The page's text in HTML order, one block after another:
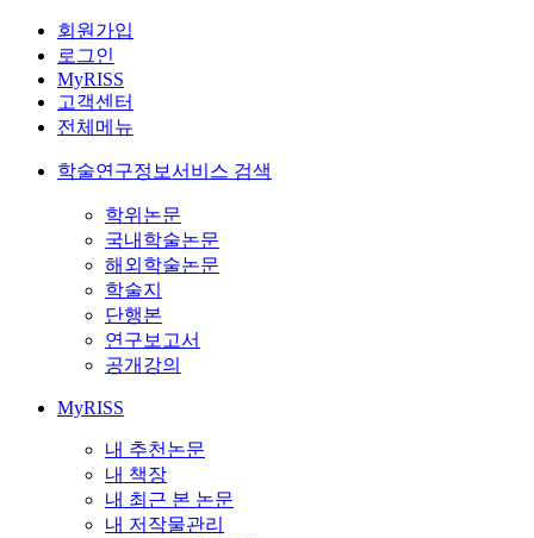
회원가입
로그인
MyRISS
고객센터
전체메뉴
학술연구정보서비스 검색
학위논문
국내학술논문
해외학술논문
학술지
단행본
연구보고서
공개강의
MyRISS
내 추천논문
내 책장
내 최근 본 논문
내 저작물관리